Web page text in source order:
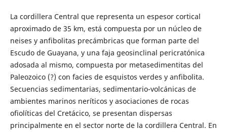
La cordillera Central que representa un espesor cortical
aproximado de 35 km, está compuesta por un núcleo de
neises y anfibolitas precámbricas que forman parte del
Escudo de Guayana, y una faja geosinclinal pericratónica
adosada al mismo, compuesta por metasedimentitas del
Paleozoico (?) con facies de esquistos verdes y anfibolita.
Secuencias sedimentarias, sedimentario-volcánicas de
ambientes marinos neríticos y asociaciones de rocas
ofiolíticas del Cretácico, se presentan dispersas
principalmente en el sector norte de la cordillera Central. En